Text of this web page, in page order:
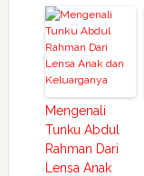
Mengenali
Tunku Abdul
Rahman Dari
Lensa Anak